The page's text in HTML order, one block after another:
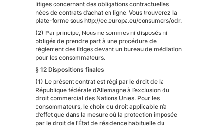
litiges concernant des obligations contractuelles
nées de contrats d’achat en ligne. Vous trouverez la
plate-forme sous http://ec.europa.eu/consumers/odr.
(2) Par principe, Nous ne sommes ni disposés ni
obligés de prendre part à une procédure de
règlement des litiges devant un bureau de médiation
pour les consommateurs.
§ 12 Dispositions finales
(1) Le présent contrat est régi par le droit de la
République fédérale d’Allemagne à l’exclusion du
droit commercial des Nations Unies. Pour les
consommateurs, le choix du droit applicable n’a
d’effet que dans la mesure où la protection imposée
par le droit de l’État de résidence habituelle du